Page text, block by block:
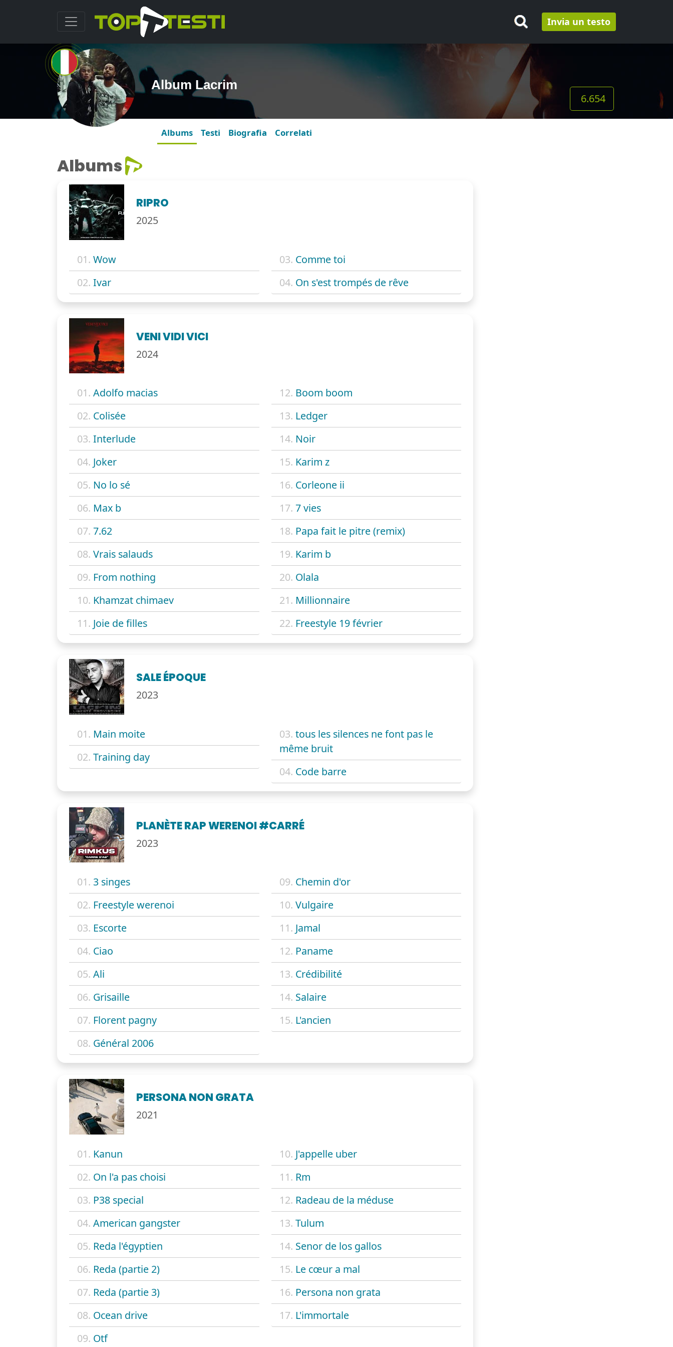
Invia un testo
Album Lacrim
6.654
Albums Testi Biografia Correlati
Albums
RIPRO
2025
01. Wow
02. Ivar
03. Comme toi
04. On s'est trompés de rêve
VENI VIDI VICI
2024
01. Adolfo macias
02. Colisée
03. Interlude
04. Joker
05. No lo sé
06. Max b
07. 7.62
08. Vrais salauds
09. From nothing
10. Khamzat chimaev
11. Joie de filles
12. Boom boom
13. Ledger
14. Noir
15. Karim z
16. Corleone ii
17. 7 vies
18. Papa fait le pitre (remix)
19. Karim b
20. Olala
21. Millionnaire
22. Freestyle 19 février
SALE ÉPOQUE
2023
01. Main moite
02. Training day
03. tous les silences ne font pas le
même bruit
04. Code barre
PLANÈTE RAP WERENOI #CARRÉ
2023
01. 3 singes
02. Freestyle werenoi
03. Escorte
04. Ciao
05. Ali
06. Grisaille
07. Florent pagny
08. Général 2006
09. Chemin d'or
10. Vulgaire
11. Jamal
12. Paname
13. Crédibilité
14. Salaire
15. L'ancien
PERSONA NON GRATA
2021
01. Kanun
02. On l'a pas choisi
03. P38 special
04. American gangster
05. Reda l'égyptien
06. Reda (partie 2)
07. Reda (partie 3)
08. Ocean drive
09. Otf
10. J'appelle uber
11. Rm
12. Radeau de la méduse
13. Tulum
14. Senor de los gallos
15. Le cœur a mal
16. Persona non grata
17. L'immortale